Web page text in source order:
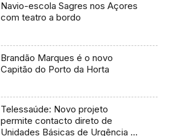
Navio-escola Sagres nos Açores
com teatro a bordo
Brandão Marques é o novo
Capitão do Porto da Horta
Telessaúde: Novo projeto
permite contacto direto de
Unidades Básicas de Urgência e